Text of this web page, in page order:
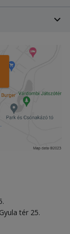
tér 25.